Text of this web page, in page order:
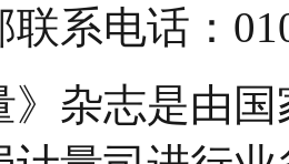
系电话：
》杂志是由